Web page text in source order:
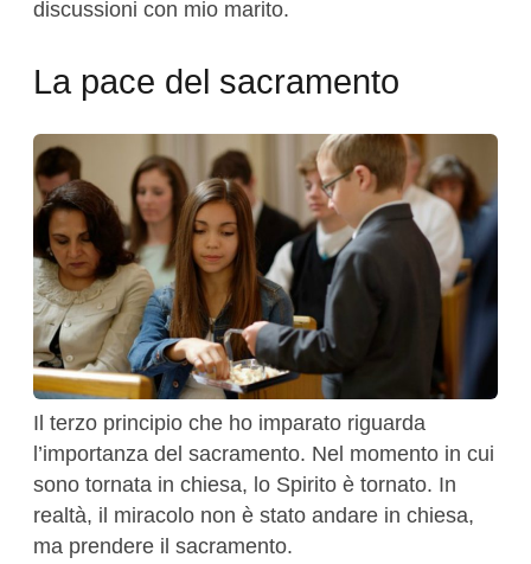
discussioni con mio marito.
La pace del sacramento
Il terzo principio che ho imparato riguarda
l’importanza del sacramento. Nel momento in cui
sono tornata in chiesa, lo Spirito è tornato. In
realtà, il miracolo non è stato andare in chiesa,
ma prendere il sacramento.